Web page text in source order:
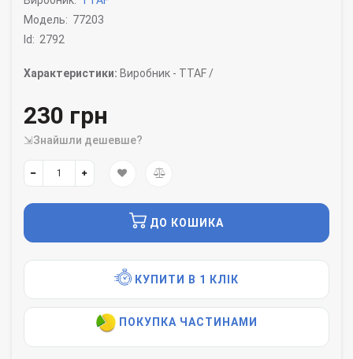
Модель: 77203
Id: 2792
Характеристики: Виробник - TTAF /
230 грн
⇲Знайшли дешевше?
ДО КОШИКА
КУПИТИ В 1 КЛІК
ПОКУПКА ЧАСТИНАМИ